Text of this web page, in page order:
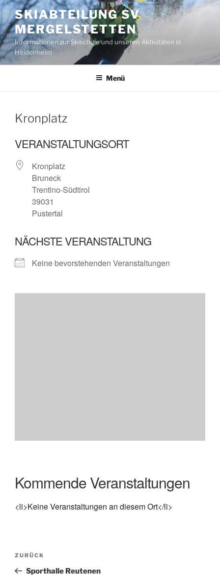
Zum
Inhalt
springen
SKIABTEILUNG SV
MERGELSTETTEN
Informationen zur Skischule und unseren Aktivitäten in
Heidenheim
Menü
Kronplatz
VERANSTALTUNGSORT
Kronplatz
Bruneck
Trentino-Südtirol
39031
Pustertal
NÄCHSTE VERANSTALTUNG
Keine bevorstehenden Veranstaltungen
Kommende Veranstaltungen
<li>Keine Veranstaltungen an diesem Ort</li>
Beitragsnavigation
Vorheriger
Beitrag
ZURÜCK
Sporthalle Reutenen